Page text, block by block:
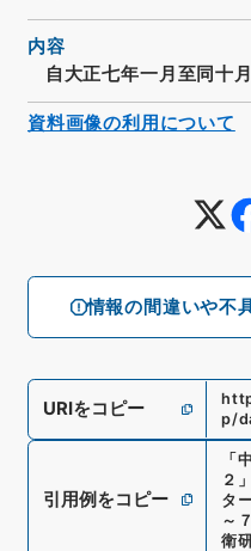
情報の間違いや不
内容
自大正七年一月至同十
URIをコピー
p/
引用例をコピー
「
２」
タ
～
衛
資料画像の利用について